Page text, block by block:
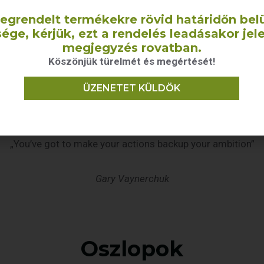
színét és a háttérszínt is tudod módosítani.
your actions backup your ambition”
„You’ve got to make your actions backup your ambition”
Gary Vaynerchuk
Oszlopok
termékekre rövid határidőn
kérjük, ezt a rendelés leadásakor
megjegyzés rovatban.
Köszönjük türelmét és megértését!
ÜZENETET KÜLDÖK